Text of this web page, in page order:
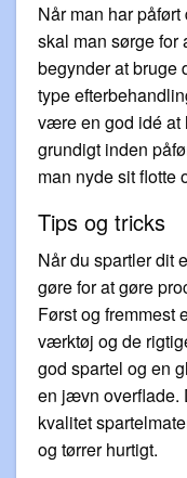
Når man har
skal man sørge for
begynder at bruge
type
være en god idé
grundigt inden
man nyde sit flotte
Tips og tricks
Når du spartler dit
gøre for at gøre
Først og fremmest
værktøj og de
god spartel og en
en jævn overflade.
kvalitet
og tørrer hurtigt.